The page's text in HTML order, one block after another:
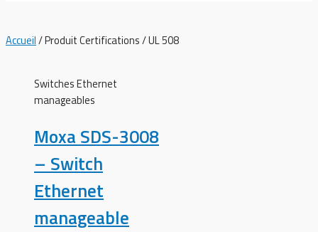
Accueil/ Produit Certifications / UL 508
Switches Ethernet
manageables
Moxa SDS-3008
– Switch
Ethernet
manageable